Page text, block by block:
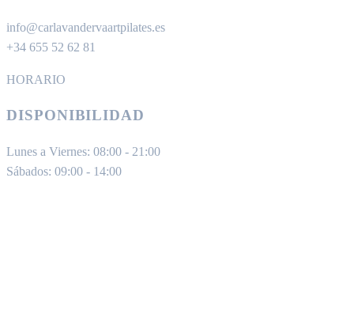
info@carlavandervaartpilates.es
+34 655 52 62 81
HORARIO
DISPONIBILIDAD
Lunes a Viernes: 08:00 - 21:00
Sábados: 09:00 - 14:00